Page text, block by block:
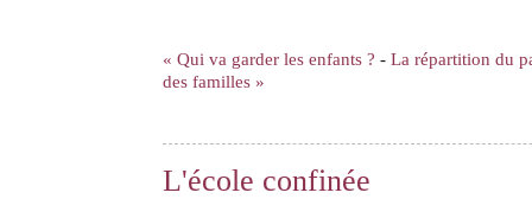
« Qui va garder les enfants ? - La répartition du
des familles »
L'école confinée